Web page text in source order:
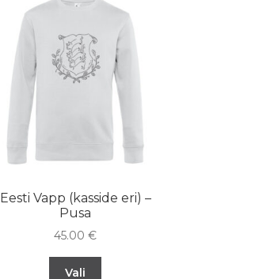
Eesti Vapp (kasside eri) –
Pusa
45.00€
Vali